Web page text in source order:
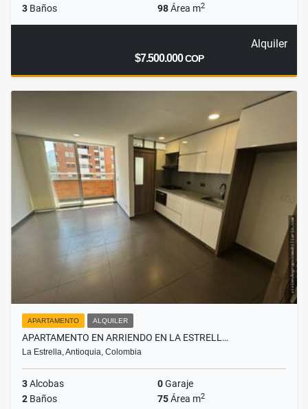
3 Baños 98Área m2
Alquiler
$7.500.000COP
APARTAMENTO ALQUILER
APARTAMENTO EN ARRIENDO EN LA ESTRELL…
La Estrella, Antioquia, Colombia
3Alcobas 0Garaje
2 Baños 75Área m2